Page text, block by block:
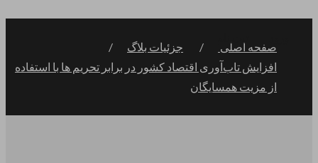
صفحه اصلی
جزئیات بلاگ
افزایش تاب‌آوری اقتصاد کشور در برابر تحریم ها با استفاده
از مزیت همسایگان